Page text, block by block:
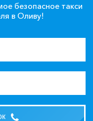
безопасное такси
в Оливу!